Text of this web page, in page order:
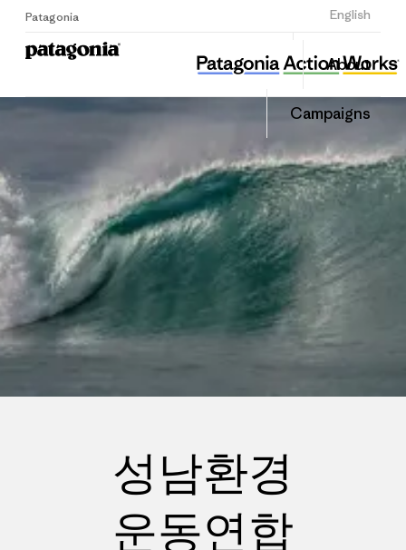
Patagonia English
Sign Up
About
Campaigns
성남환경운동연합
Share
this
Share
on
성남환경
운동연합